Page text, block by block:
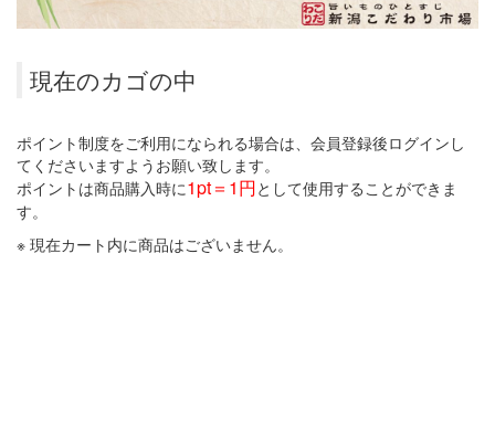
現在のカゴの中
ポイント制度をご利用になられる場合は、会員登録後ログインし
てくださいますようお願い致します。
ポイントは商品購入時に1pt＝1円として使用することができま
す。
※ 現在カート内に商品はございません。